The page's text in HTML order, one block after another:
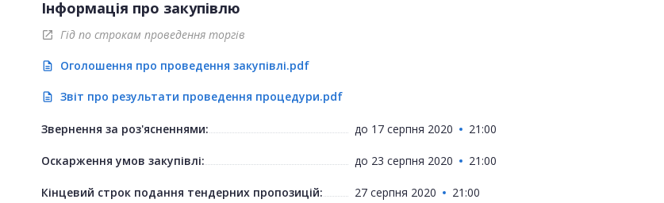
Інформація про закупівлю
open_in_new Гід по строкам проведення торгів
description Оголошення про проведення закупівлі.pdf
description Звіт про результати проведення процедури.pdf
Звернення за роз'ясненнями: до 17 серпня 2020 21:00
Оскарження умов закупівлі: до 23 серпня 2020 21:00
Кінцевий строк подання тендерних пропозицій: 27 серпня 2020 21:00